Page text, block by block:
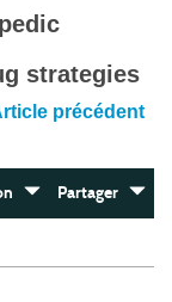
strategies
précédent
Partager